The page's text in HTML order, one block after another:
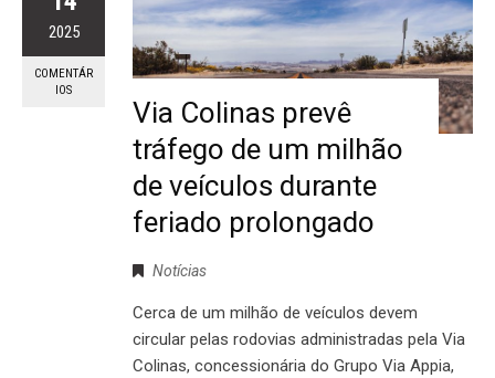
2025
COMENTÁR
IOS
Via Colinas prevê
tráfego de um milhão
de veículos durante
feriado prolongado
Notícias
Cerca de um milhão de veículos devem
circular pelas rodovias administradas pela Via
Colinas, concessionária do Grupo Via Appia,